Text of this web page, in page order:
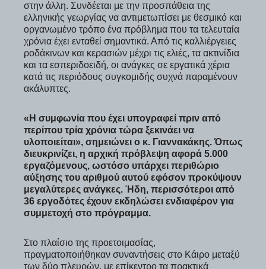
στην άλλη. Συνδέεται με την προσπάθεια της
ελληνικής γεωργίας να αντιμετωπίσει με θεσμικό και
οργανωμένο τρόπο ένα πρόβλημα που τα τελευταία
χρόνια έχει ενταθεί σημαντικά. Από τις καλλιέργειες
ροδάκινων και κερασιών μέχρι τις ελιές, τα ακτινίδια
και τα εσπεριδοειδή, οι ανάγκες σε εργατικά χέρια
κατά τις περιόδους συγκομιδής συχνά παραμένουν
ακάλυπτες.
«Η συμφωνία που έχει υπογραφεί πριν από
περίπου τρία χρόνια τώρα ξεκινάει να
υλοποιείται», σημειώνει ο κ. Γιαννακάκης. Όπως
διευκρινίζει, η αρχική πρόβλεψη αφορά 5.000
εργαζόμενους, ωστόσο υπάρχει περιθώριο
αύξησης του αριθμού αυτού εφόσον προκύψουν
μεγαλύτερες ανάγκες. Ήδη, περισσότεροι από
36 εργοδότες έχουν εκδηλώσει ενδιαφέρον για
συμμετοχή στο πρόγραμμα.
Στο πλαίσιο της προετοιμασίας,
πραγματοποιήθηκαν συναντήσεις στο Κάιρο μεταξύ
των δύο πλευρών, με επίκεντρο τα πρακτικά